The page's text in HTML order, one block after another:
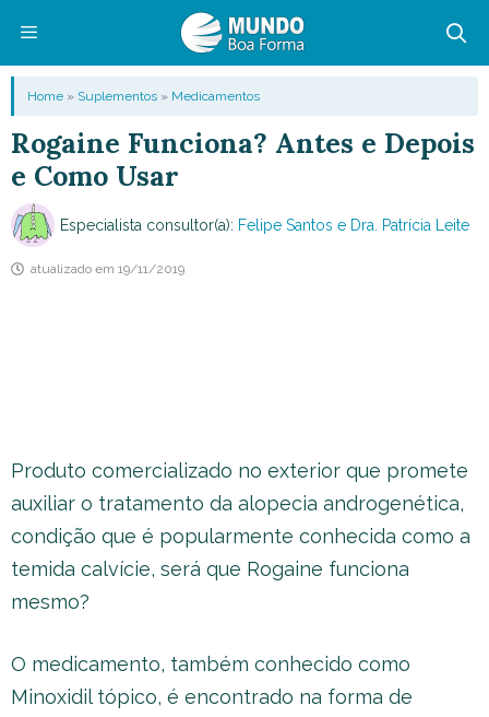
conteúdo
Menu
Home » Suplementos » Medicamentos
Rogaine Funciona? Antes e Depois
e Como Usar
Especialista consultor(a): Felipe Santos e Dra. Patrícia Leite
atualizado em 19/11/2019
Produto comercializado no exterior que promete
auxiliar o tratamento da alopecia androgenética,
condição que é popularmente conhecida como a
temida calvície, será que Rogaine funciona
mesmo?
O medicamento, também conhecido como
Minoxidil tópico, é encontrado na forma de